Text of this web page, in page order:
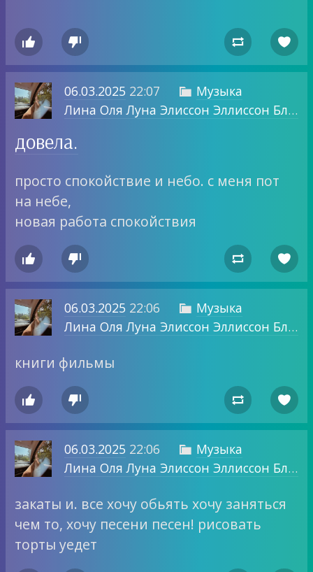
   
06.03.2025 22:07  Музыка
Лина Оля Луна Элиссон Эллиссон Блог о том, о чем хочу.
довела.
просто спокойствие и небо. с меня пот
на небе,
новая работа спокойствия
   
06.03.2025 22:06  Музыка
Лина Оля Луна Элиссон Эллиссон Блог о том, о чем хочу.
книги фильмы
   
06.03.2025 22:06  Музыка
Лина Оля Луна Элиссон Эллиссон Блог о том, о чем хочу.
закаты и. все хочу обьять хочу заняться
чем то, хочу песени песен! рисовать
торты уедет